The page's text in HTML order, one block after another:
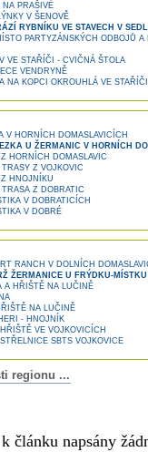
NA PRAŠIVÉ
V ŠENOVĚ
RYBNÍKU VE STAVECH V
PARTYZÁNSKÝCH ODBOJŮ A
VE STAŘÍČI - CVIČNÁ ŠTOLA
VENDRYNĚ
NA KOPCI OKROUHLÁ VE STAŘÍČI
V HORNÍCH DOMASLAVICÍCH
U ŽERMANIC V HORNÍCH
HORNÍCH DOMASLAVIC
Z VOJKOVIC
HNOJNÍKU
Z DOBRATIC
V DOBRATICÍCH
V DOBRÉ
RANCH V DOLNÍCH
ŽERMANICE U FRÝDKU-MÍSTKU
A HŘIŠTĚ NA LUČINĚ
NA LUČINĚ
- HNOJNÍK
VE VOJKOVICÍCH
SBTS VOJKOVICE
regionu ...
článku napsány